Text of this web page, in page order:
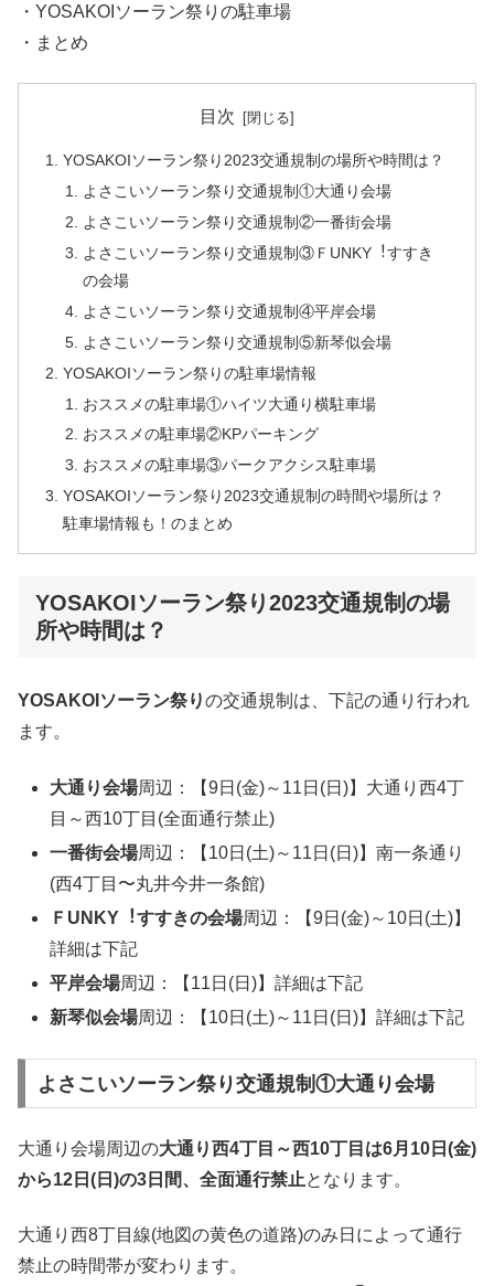
・YOSAKOIソーラン祭りの駐車場
・まとめ
目次
YOSAKOIソーラン祭り2023交通規制の場所や時間は？
よさこいソーラン祭り交通規制①大通り会場
よさこいソーラン祭り交通規制②一番街会場
よさこいソーラン祭り交通規制③ＦUNKY︕すすき
の会場
よさこいソーラン祭り交通規制④平岸会場
よさこいソーラン祭り交通規制⑤新琴似会場
YOSAKOIソーラン祭りの駐車場情報
おススメの駐車場①ハイツ大通り横駐車場
おススメの駐車場②KPパーキング
おススメの駐車場③パークアクシス駐車場
YOSAKOIソーラン祭り2023交通規制の時間や場所は？
駐車場情報も！のまとめ
YOSAKOIソーラン祭り2023交通規制の場
所や時間は？
YOSAKOIソーラン祭りの交通規制は、下記の通り行われ
ます。
大通り会場周辺：【9日(金)～11日(日)】大通り西4丁
目～西10丁目(全面通行禁止)
一番街会場周辺：【10日(土)～11日(日)】南一条通り
(西4丁目〜丸井今井一条館)
ＦUNKY︕すすきの会場周辺：【9日(金)～10日(土)】
詳細は下記
平岸会場周辺：【11日(日)】詳細は下記
新琴似会場周辺：【10日(土)～11日(日)】詳細は下記
よさこいソーラン祭り交通規制①大通り会場
大通り会場周辺の大通り西4丁目～西10丁目は6月10日(金)
から12日(日)の3日間、全面通行禁止となります。
大通り西8丁目線(地図の黄色の道路)のみ日によって通行
禁止の時間帯が変わります。